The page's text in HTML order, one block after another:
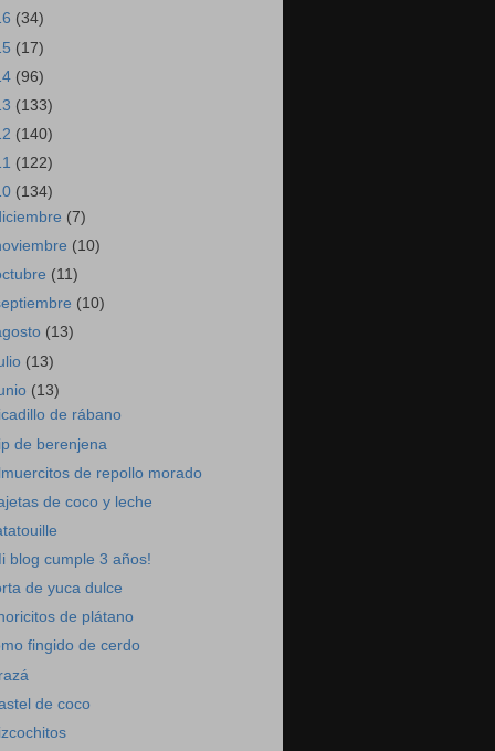
(34)
(17)
(96)
(133)
(140)
(122)
(134)
(7)
(10)
(11)
(10)
(13)
(13)
(13)
de rábano
de berenjena
de repollo morado
de coco y leche
blog cumple 3 años!
de yuca dulce
de plátano
fingido de cerdo
de coco